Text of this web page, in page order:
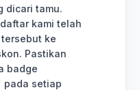
dicari tamu.
kami telah
ke
Pastikan
badge
pada setiap